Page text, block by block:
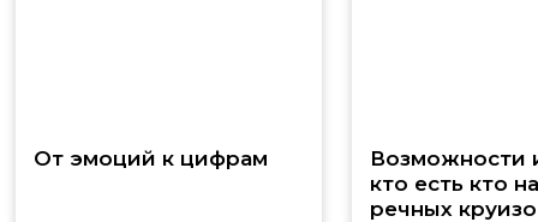
От эмоций к цифрам
Возможности
кто есть кто
речных